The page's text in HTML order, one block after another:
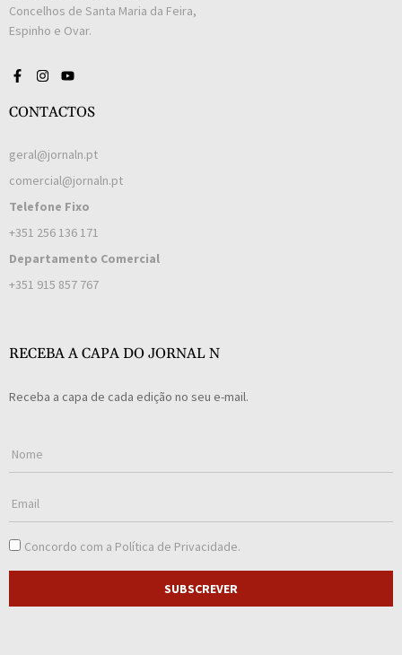
Concelhos de Santa Maria da Feira,
Espinho e Ovar.
CONTACTOS
geral@jornaln.pt
comercial@jornaln.pt
Telefone Fixo
+351 256 136 171
Departamento Comercial
+351 915 857 767
RECEBA A CAPA DO JORNAL N
Receba a capa de cada edição no seu e-mail.
Concordo com a Política de Privacidade.
SUBSCREVER